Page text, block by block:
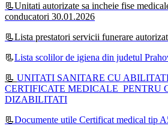
📃Unitati autorizate sa incheie fise
conducatori 30.01.2026
📃Lista prestatori servicii funerare
📃Lista scolilor de igiena din judetul
📃 UNITATI SANITARE CU
CERTIFICATE MEDICALE PENTRU
DIZABILITATI
📃Documente utile Certificat medical tip